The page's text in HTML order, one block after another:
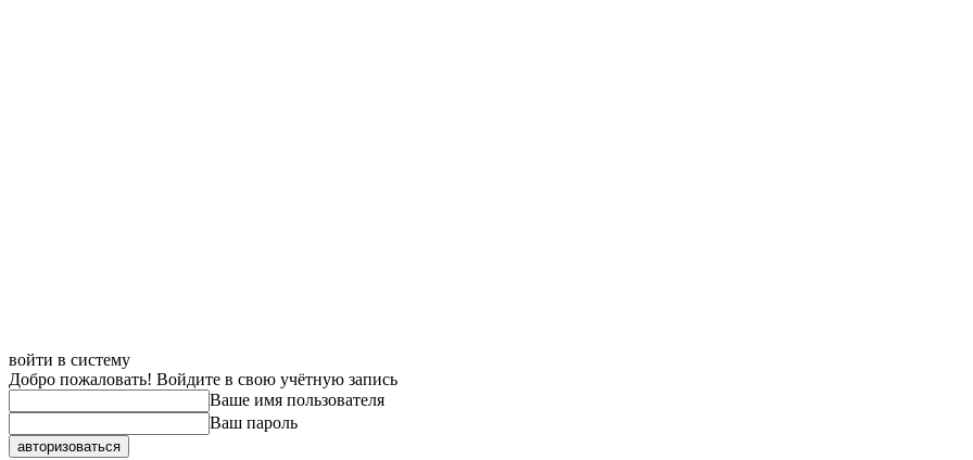
войти в систему
Добро пожаловать! Войдите в свою учётную запись
Ваше имя пользователя
Ваш пароль